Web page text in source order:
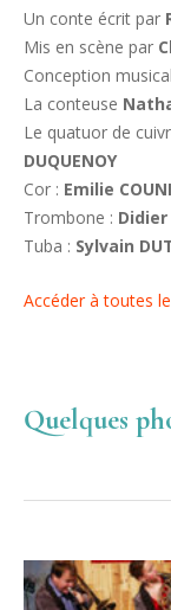
Un conte écrit par
Mis en scène par
Conception
La conteuse
Le quatuor de
DUQUENOY
Cor : Emilie
Trombone : Didier
Tuba : Sylvain
Accéder à toutes
Quelques